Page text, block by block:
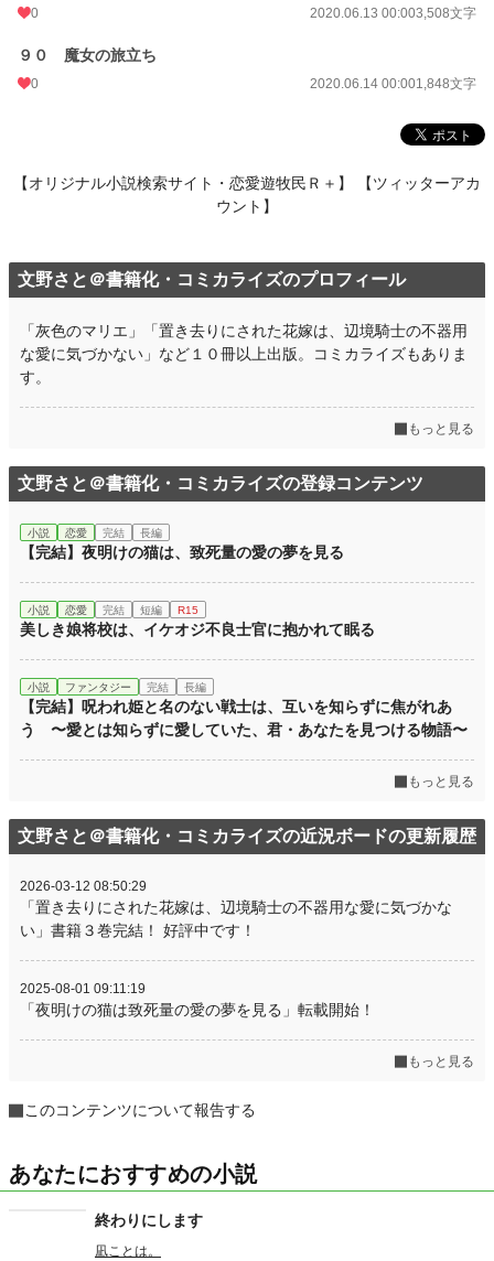
0 2020.06.13 00:003,508文字
９０ 魔女の旅立ち
0 2020.06.14 00:001,848文字
【オリジナル小説検索サイト・恋愛遊牧民Ｒ＋】
【ツィッターアカ
ウント】
文野さと＠書籍化・コミカライズのプロフィール
「灰色のマリエ」「置き去りにされた花嫁は、辺境騎士の不器用
な愛に気づかない」など１０冊以上出版。コミカライズもありま
す。
もっと見る
文野さと＠書籍化・コミカライズの登録コンテンツ
小説 恋愛 完結 長編
【完結】夜明けの猫は、致死量の愛の夢を見る
小説 恋愛 完結 短編 R15
美しき娘将校は、イケオジ不良士官に抱かれて眠る
小説 ファンタジー 完結 長編
【完結】呪われ姫と名のない戦士は、互いを知らずに焦がれあ
う 〜愛とは知らずに愛していた、君・あなたを見つける物語〜
もっと見る
文野さと＠書籍化・コミカライズの近況ボードの更新履歴
2026-03-12 08:50:29
「置き去りにされた花嫁は、辺境騎士の不器用な愛に気づかな
い」書籍３巻完結！ 好評中です！
2025-08-01 09:11:19
「夜明けの猫は致死量の愛の夢を見る」転載開始！
もっと見る
このコンテンツについて報告する
あなたにおすすめの小説
終わりにします
凪ことは。